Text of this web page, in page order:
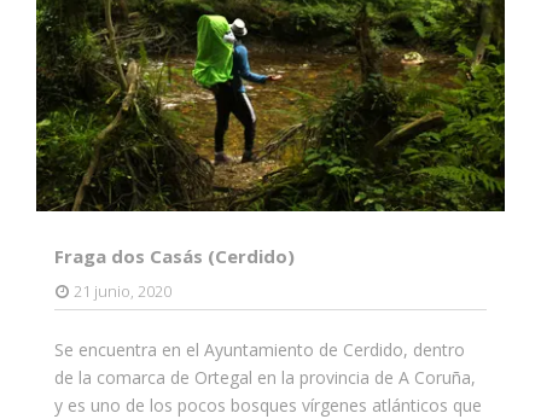
Fraga dos Casás (Cerdido)
21 junio, 2020
Se encuentra en el Ayuntamiento de Cerdido, dentro
de la comarca de Ortegal en la provincia de A Coruña,
y es uno de los pocos bosques vírgenes atlánticos que